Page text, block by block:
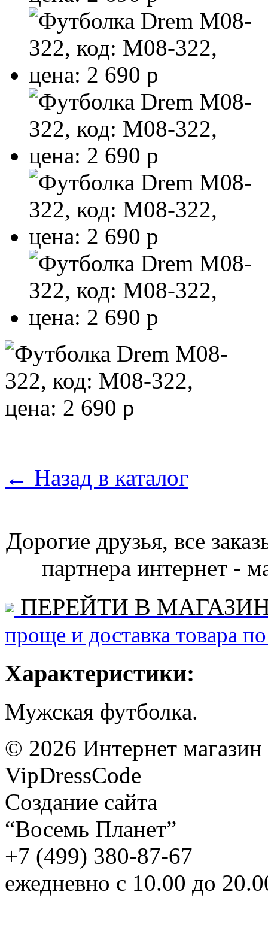
← Назад в каталог
Дорогие друзья, все
партнера интернет -
ПЕРЕЙТИ В
проще и доставка товара
Характеристики:
Мужская футболка.
© 2026 Интернет магазин
VipDressCode
Создание сайта
“Восемь Планет”
+7 (499) 380-87-67
ежедневно с 10.00 до